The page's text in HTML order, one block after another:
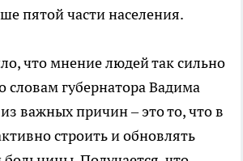
пятой части населения.
что мнение людей так сильно
словам губернатора Вадима
важных причин – это то, что в
строить и обновлять